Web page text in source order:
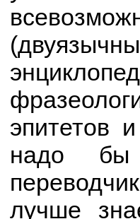
эпитетов
надо бы
лучше